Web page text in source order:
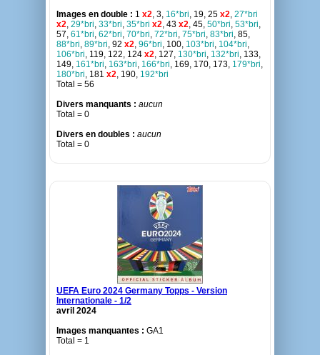
Images en double : 1 x2, 3, 16*bri, 19, 25 x2, 27*bri
x2, 29*bri, 33*bri, 35*bri x2, 43 x2, 45, 50*bri, 53*bri,
57, 61*bri, 62*bri, 70*bri, 72*bri, 75*bri, 83*bri, 85,
88*bri, 89*bri, 92 x2, 96*bri, 100, 103*bri, 104*bri,
106*bri, 119, 122, 124 x2, 127, 130*bri, 132*bri, 133,
149, 161*bri, 163*bri, 166*bri, 169, 170, 173, 179*bri,
180*bri, 181 x2, 190, 192*bri
Total = 56
Divers manquants : aucun
Total = 0
Divers en doubles : aucun
Total = 0
UEFA Euro 2024 Germany Topps - Version
Internationale - 1/2
avril 2024
Images manquantes : GA1
Total = 1